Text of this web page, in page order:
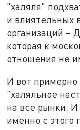
"халяля"
и влиятельных
организаций –
которая к
отношения не
И вот примерно
"халяльное
на все рынки. И
именно с этого